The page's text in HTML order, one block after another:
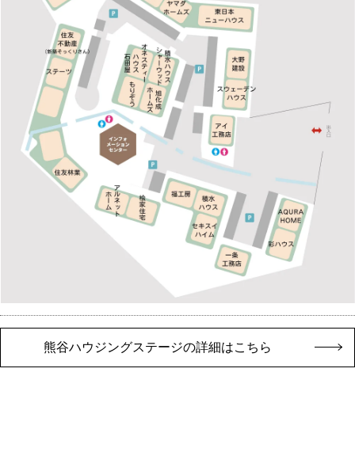
熊谷ハウジングステージの詳細はこちら